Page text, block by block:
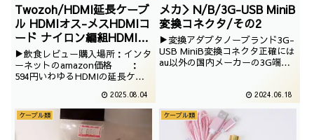
Twozoh/HDMI延長ケーブ
ル HDMIオス-メスHDMIコ
ード ナイロン編組HDMIエ
クステンダー HDMI 2.0ケ
ーブルアダプター
4K@60Hz 3D HDR (1M)
対応/2025/06/23
▶飲食レビュー購入場所：インタ
ーネットのamazon価格 ：
594円いわゆるHDMIの延長ケー
ばもっと安価なものがありそうで
すが、秋葉原までだいぶ遠い場所
に引っ越してしまったので
amazonで買うのです
2025.08.04
メカ＞N/B/3G-USB MiniB
変換コネクタ/その2
▶変換アダプタノーブランド3G-
USB MiniB変換コネクタ正確には
au以外の国内メーカーの3G端
3G端末でございます。 2024.06.18
ケーブル類 ケーブル類